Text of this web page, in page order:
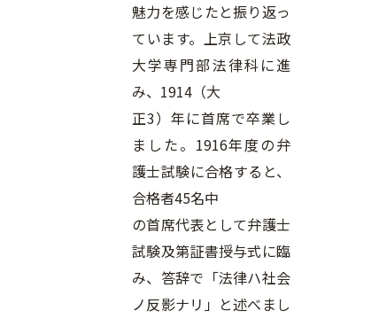
魅力を感じたと振り返っ
ています。上京して法政
大学専門部法律科に進
み、1914（大
正3）年に首席で卒業し
ました。1916年度の弁
護士試験に合格すると、
合格者45名中
の首席代表として弁護士
試験及第証書授与式に臨
み、答辞で「法律ハ社会
ノ反影ナリ」と述べまし